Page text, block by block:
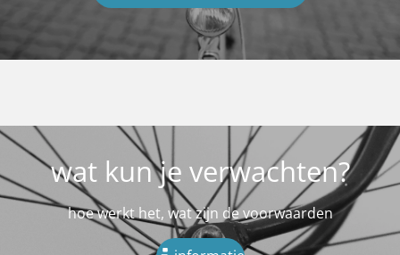
wat kun je verwachten?
hoe werkt het, wat zijn de voorwaarden